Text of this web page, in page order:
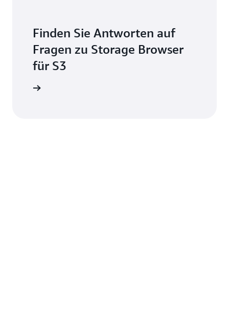
Finden Sie Antworten auf
Fragen zu Storage Browser
für S3